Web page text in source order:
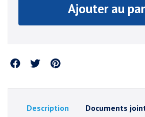
Ajouter au
Partager
Description Documents